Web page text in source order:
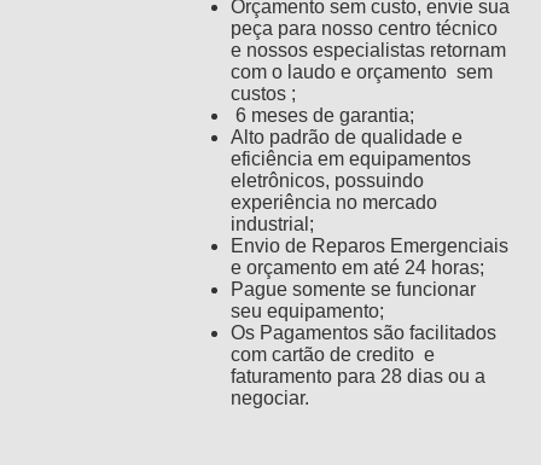
Orçamento sem custo, envie sua
peça para nosso centro técnico
e nossos especialistas retornam
com o laudo e orçamento sem
custos ;
6 meses de garantia;
Alto padrão de qualidade e
eficiência em equipamentos
eletrônicos, possuindo
experiência no mercado
industrial;
Envio de Reparos Emergenciais
e orçamento em até 24 horas;
Pague somente se funcionar
seu equipamento;
Os Pagamentos são facilitados
com cartão de credito e
faturamento para 28 dias ou a
negociar.